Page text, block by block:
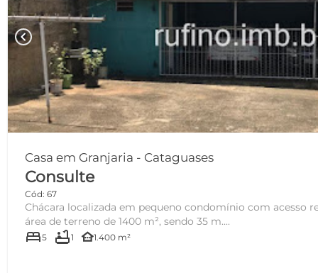
chevron_left
Casa em Granjaria - Cataguases
Consulte
Cód: 67
Chácara localizada em pequeno condomínio com acesso
área de terreno de 1400 m², sendo 35 m....
bed5 bathtub1 other_houses1.400 m²